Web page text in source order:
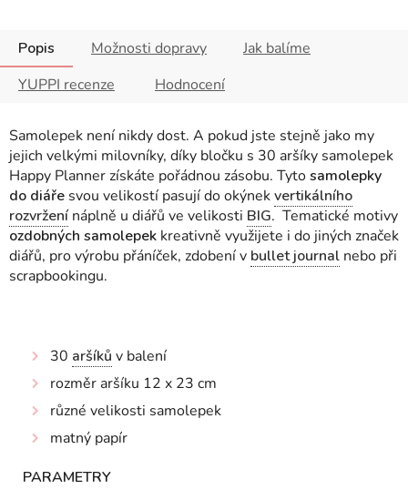
Popis Možnosti dopravy
Jak balíme
YUPPI recenze
Hodnocení
Samolepek není nikdy dost. A pokud jste stejně jako my
jejich velkými milovníky, díky bločku s 30 aršíky samolepek
Happy Planner získáte pořádnou zásobu. Tytosamolepky
do diáře svou velikostí pasují do okýnekvertikálního
rozvrženínáplně u diářů ve velikosti BIG. Tematické motivy
ozdobných samolepek kreativně využijete i do jiných značek
diářů, pro výrobu přáníček, zdobení v bullet journal nebo při
scrapbookingu.
30 aršíků v balení
rozměr aršíku 12 x 23 cm
různé velikosti samolepek
matný papír